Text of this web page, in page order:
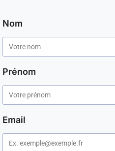
Nom
Prénom
Email